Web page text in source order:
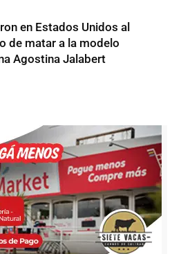
en Estados Unidos al
de matar a la modelo
Agostina Jalabert